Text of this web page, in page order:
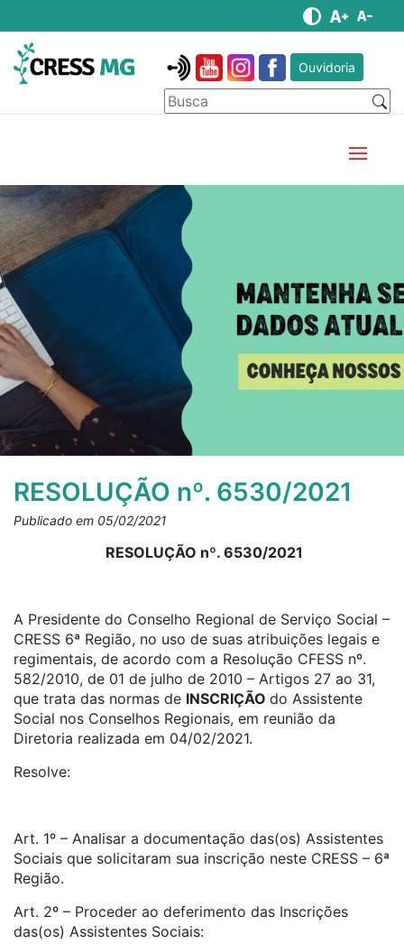
Ouvidoria
RESOLUÇÃO nº. 6530/2021
Publicado em 05/02/2021
RESOLUÇÃO nº. 6530/2021
A Presidente do Conselho Regional de Serviço Social –
CRESS 6ª Região, no uso de suas atribuições legais e
regimentais, de acordo com a Resolução CFESS nº.
582/2010, de 01 de julho de 2010 – Artigos 27 ao 31,
que trata das normas de INSCRIÇÃO do Assistente
Social nos Conselhos Regionais, em reunião da
Diretoria realizada em 04/02/2021.
Resolve:
Art. 1º – Analisar a documentação das(os) Assistentes
Sociais que solicitaram sua inscrição neste CRESS – 6ª
Região.
Art. 2º – Proceder ao deferimento das Inscrições
das(os) Assistentes Sociais: